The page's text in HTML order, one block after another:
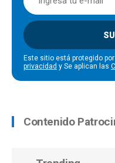
Este sitio está protegido por
privacidad y Se aplican las
Contenido